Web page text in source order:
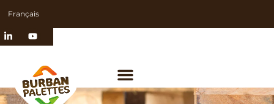
Français